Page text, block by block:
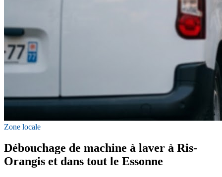
Zone locale
Débouchage de machine à laver à Ris-
Orangis et dans tout le Essonne